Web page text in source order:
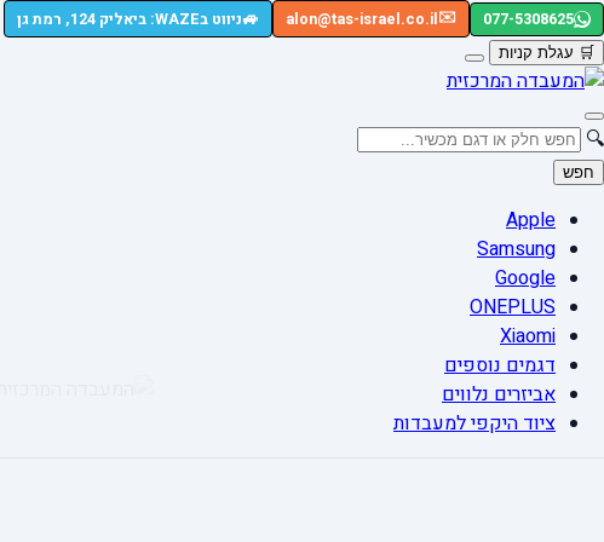
077-5308625
✉️
alon@tas-israel.co.il
🚙ניווט בWAZE: ביאליק 124, רמת גן
🛒 עגלת קניות
🔍
חפש
Apple
Samsung
Google
ONEPLUS
Xiaomi
דגמים נוספים
אביזרים נלווים
ציוד היקפי למעבדות